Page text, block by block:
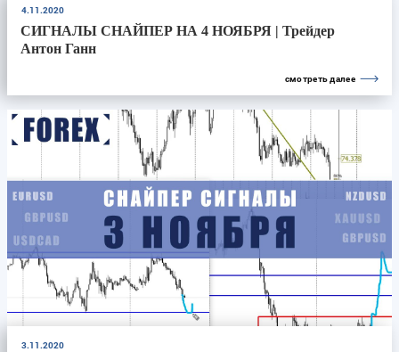
4.11.2020
СИГНАЛЫ СНАЙПЕР НА 4 НОЯБРЯ | Трейдер
Антон Ганн
смотреть далее
3.11.2020